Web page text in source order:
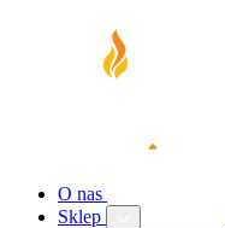
O nas
Sklep